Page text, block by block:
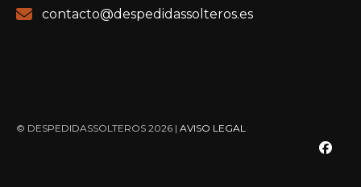
contacto@despedidassolteros.es
© DESPEDIDASSOLTEROS 2026 | AVISO LEGAL